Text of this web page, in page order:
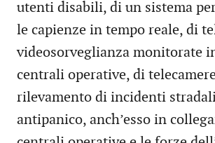
utenti disabili, di un sistema
le capienze in tempo reale, di
videosorveglianza monitorate
centrali operative, di
rilevamento di incidenti
antipanico, anch’esso in